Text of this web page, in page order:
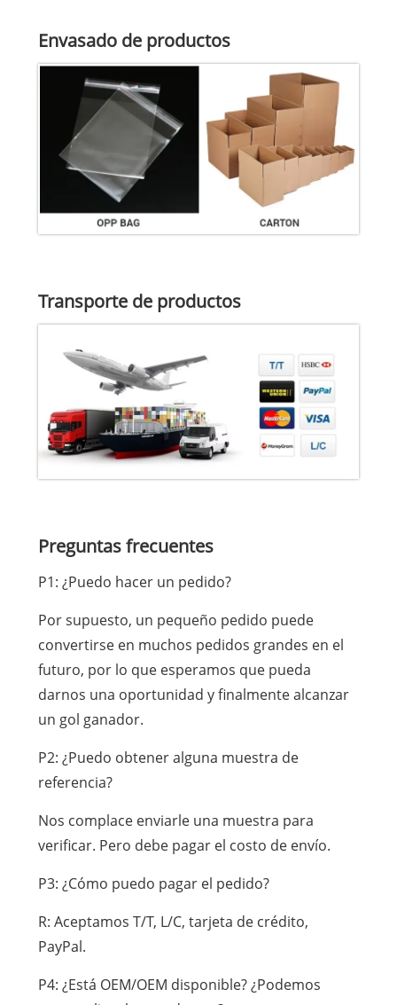
Envasado de productos
Transporte de productos
Preguntas frecuentes
P1: ¿Puedo hacer un pedido?
Por supuesto, un pequeño pedido puede
convertirse en muchos pedidos grandes en el
futuro, por lo que esperamos que pueda
darnos una oportunidad y finalmente alcanzar
un gol ganador.
P2: ¿Puedo obtener alguna muestra de
referencia?
Nos complace enviarle una muestra para
verificar. Pero debe pagar el costo de envío.
P3: ¿Cómo puedo pagar el pedido?
R: Aceptamos T/T, L/C, tarjeta de crédito,
PayPal.
P4: ¿Está OEM/OEM disponible? ¿Podemos